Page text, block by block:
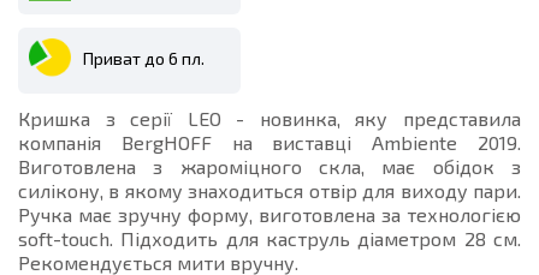
Приват до 6 пл.
Кришка з серії LEO - новинка, яку представила
компанія BergHOFF на виставці Ambiente 2019.
Виготовлена з жароміцного скла, має обідок з
силікону, в якому знаходиться отвір для виходу пари.
Ручка має зручну форму, виготовлена за технологією
soft-touch. Підходить для каструль діаметром 28 см.
Рекомендується мити вручну.